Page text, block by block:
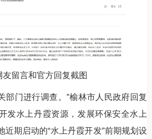
友留言和官方回复截图
部门进行调查。”榆林市人民政府回复
发水上丹霞资源，发展环保安全水上
近期启动的“水上丹霞开发”前期规划设